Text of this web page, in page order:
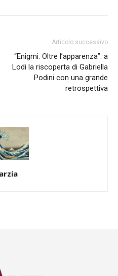
Articolo successivo
“Enigmi. Oltre l’apparenza”: a
Lodi la riscoperta di Gabriella
Podini con una grande
retrospettiva